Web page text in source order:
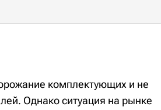
комплектующих и не
Однако ситуация на рынке